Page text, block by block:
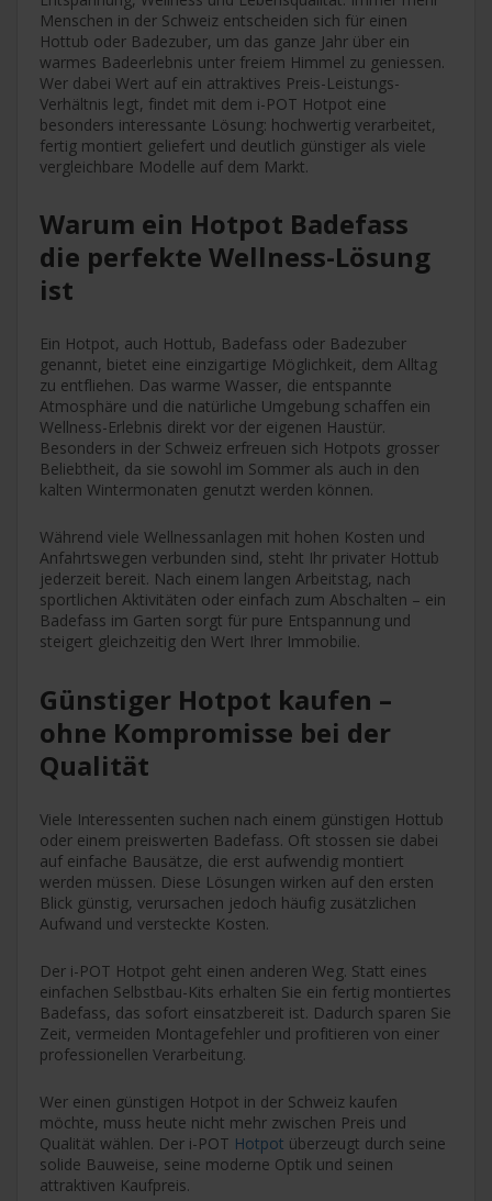
Menschen in der Schweiz entscheiden sich für einen
Hottub oder Badezuber, um das ganze Jahr über ein
warmes Badeerlebnis unter freiem Himmel zu geniessen.
Wer dabei Wert auf ein attraktives Preis-Leistungs-
Verhältnis legt, findet mit dem i-POT Hotpot eine
besonders interessante Lösung: hochwertig verarbeitet,
fertig montiert geliefert und deutlich günstiger als viele
vergleichbare Modelle auf dem Markt.
Warum ein Hotpot Badefass
die perfekte Wellness-Lösung
ist
Ein Hotpot, auch Hottub, Badefass oder Badezuber
genannt, bietet eine einzigartige Möglichkeit, dem Alltag
zu entfliehen. Das warme Wasser, die entspannte
Atmosphäre und die natürliche Umgebung schaffen ein
Wellness-Erlebnis direkt vor der eigenen Haustür.
Besonders in der Schweiz erfreuen sich Hotpots grosser
Beliebtheit, da sie sowohl im Sommer als auch in den
kalten Wintermonaten genutzt werden können.
Während viele Wellnessanlagen mit hohen Kosten und
Anfahrtswegen verbunden sind, steht Ihr privater Hottub
jederzeit bereit. Nach einem langen Arbeitstag, nach
sportlichen Aktivitäten oder einfach zum Abschalten – ein
Badefass im Garten sorgt für pure Entspannung und
steigert gleichzeitig den Wert Ihrer Immobilie.
Günstiger Hotpot kaufen –
ohne Kompromisse bei der
Qualität
Viele Interessenten suchen nach einem günstigen Hottub
oder einem preiswerten Badefass. Oft stossen sie dabei
auf einfache Bausätze, die erst aufwendig montiert
werden müssen. Diese Lösungen wirken auf den ersten
Blick günstig, verursachen jedoch häufig zusätzlichen
Aufwand und versteckte Kosten.
Der i-POT Hotpot geht einen anderen Weg. Statt eines
einfachen Selbstbau-Kits erhalten Sie ein fertig montiertes
Badefass, das sofort einsatzbereit ist. Dadurch sparen Sie
Zeit, vermeiden Montagefehler und profitieren von einer
professionellen Verarbeitung.
Wer einen günstigen Hotpot in der Schweiz kaufen
möchte, muss heute nicht mehr zwischen Preis und
Qualität wählen. Der i-POT Hotpot überzeugt durch seine
solide Bauweise, seine moderne Optik und seinen
attraktiven Kaufpreis.